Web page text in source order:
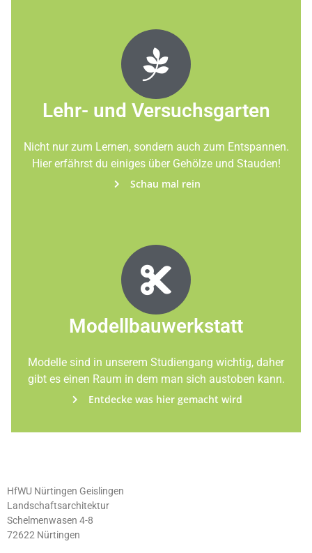
Lehr- und Versuchsgarten
Nicht nur zum Lernen, sondern auch zum Entspannen.
Hier erfährst du einiges über Gehölze und Stauden!
Schau mal rein
Modellbauwerkstatt
Modelle sind in unserem Studiengang wichtig, daher
gibt es einen Raum in dem man sich austoben kann.
Entdecke was hier gemacht wird
HfWU Nürtingen Geislingen
Landschaftsarchitektur
Schelmenwasen 4-8
72622 Nürtingen